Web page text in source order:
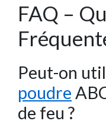
FAQ –
Peut-on
poudre
de feu ?